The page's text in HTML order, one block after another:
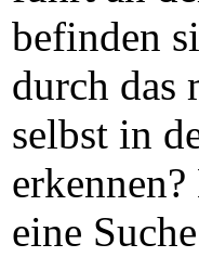
befinden
durch das
selbst in
eine